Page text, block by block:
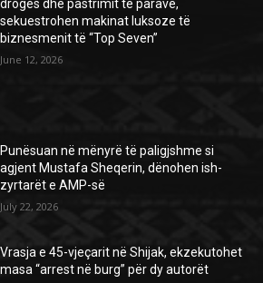
drogës dhe pastrimit të parave,
sekuestrohen makinat luksoze të
biznesmenit të “Top Seven”
June 12, 2026
Punësuan në mënyrë të paligjshme si
agjent Mustafa Sheqerin, dënohen ish-
zyrtarët e AMP-së
July 22, 2026
Vrasja e 45-vjeçarit në Shijak, ekzekutohet
masa “arrest në burg” për dy autorët